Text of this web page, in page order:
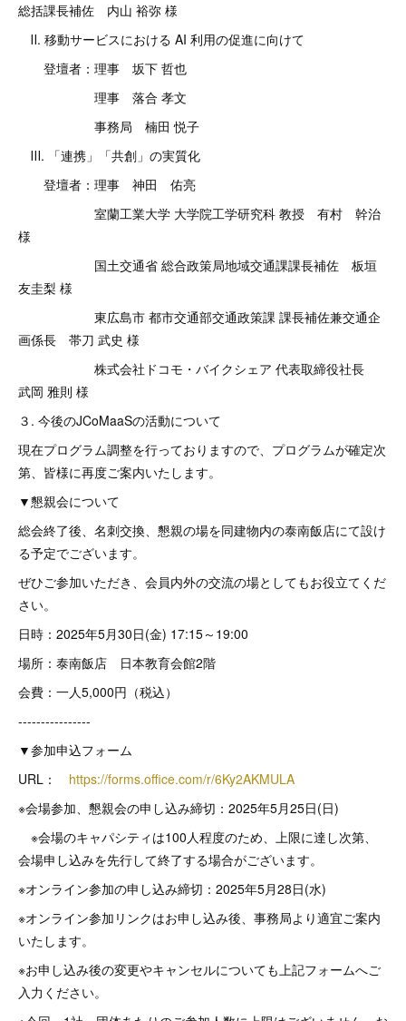
総括課長補佐 内山 裕弥 様
Ⅱ. 移動サービスにおける AI 利用の促進に向けて
登壇者：理事 坂下 哲也
理事 落合 孝文
事務局 楠田 悦子
Ⅲ. 「連携」「共創」の実質化
登壇者：理事 神田 佑亮
室蘭工業大学 大学院工学研究科 教授 有村 幹治
様
国土交通省 総合政策局地域交通課課長補佐 板垣
友圭梨 様
東広島市 都市交通部交通政策課 課長補佐兼交通企
画係長 帯刀 武史 様
株式会社ドコモ・バイクシェア 代表取締役社長
武岡 雅則 様
３. 今後のJCoMaaSの活動について
現在プログラム調整を行っておりますので、プログラムが確定次
第、皆様に再度ご案内いたします。
▼懇親会について
総会終了後、名刺交換、懇親の場を同建物内の泰南飯店にて設け
る予定でございます。
ぜひご参加いただき、会員内外の交流の場としてもお役立てくだ
さい。
日時：2025年5月30日(金) 17:15～19:00
場所：泰南飯店 日本教育会館2階
会費：一人5,000円（税込）
----------------
▼参加申込フォーム
URL： https://forms.office.com/r/6Ky2AKMULA
※会場参加、懇親会の申し込み締切：2025年5月25日(日)
※会場のキャパシティは100人程度のため、上限に達し次第、
会場申し込みを先行して終了する場合がございます。
※オンライン参加の申し込み締切：2025年5月28日(水)
※オンライン参加リンクはお申し込み後、事務局より適宜ご案内
いたします。
※お申し込み後の変更やキャンセルについても上記フォームへご
入力ください。